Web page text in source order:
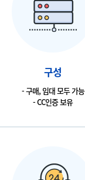
구성
- 구매, 임대 모두 가능
- CC인증 보유